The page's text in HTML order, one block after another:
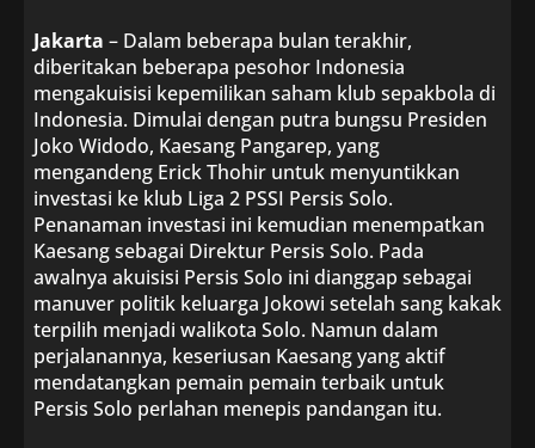
Jakarta – Dalam beberapa bulan terakhir,
diberitakan beberapa pesohor Indonesia
mengakuisisi kepemilikan saham klub sepakbola di
Indonesia. Dimulai dengan putra bungsu Presiden
Joko Widodo, Kaesang Pangarep, yang
mengandeng Erick Thohir untuk menyuntikkan
investasi ke klub Liga 2 PSSI Persis Solo.
Penanaman investasi ini kemudian menempatkan
Kaesang sebagai Direktur Persis Solo. Pada
awalnya akuisisi Persis Solo ini dianggap sebagai
manuver politik keluarga Jokowi setelah sang kakak
terpilih menjadi walikota Solo. Namun dalam
perjalanannya, keseriusan Kaesang yang aktif
mendatangkan pemain pemain terbaik untuk
Persis Solo perlahan menepis pandangan itu.